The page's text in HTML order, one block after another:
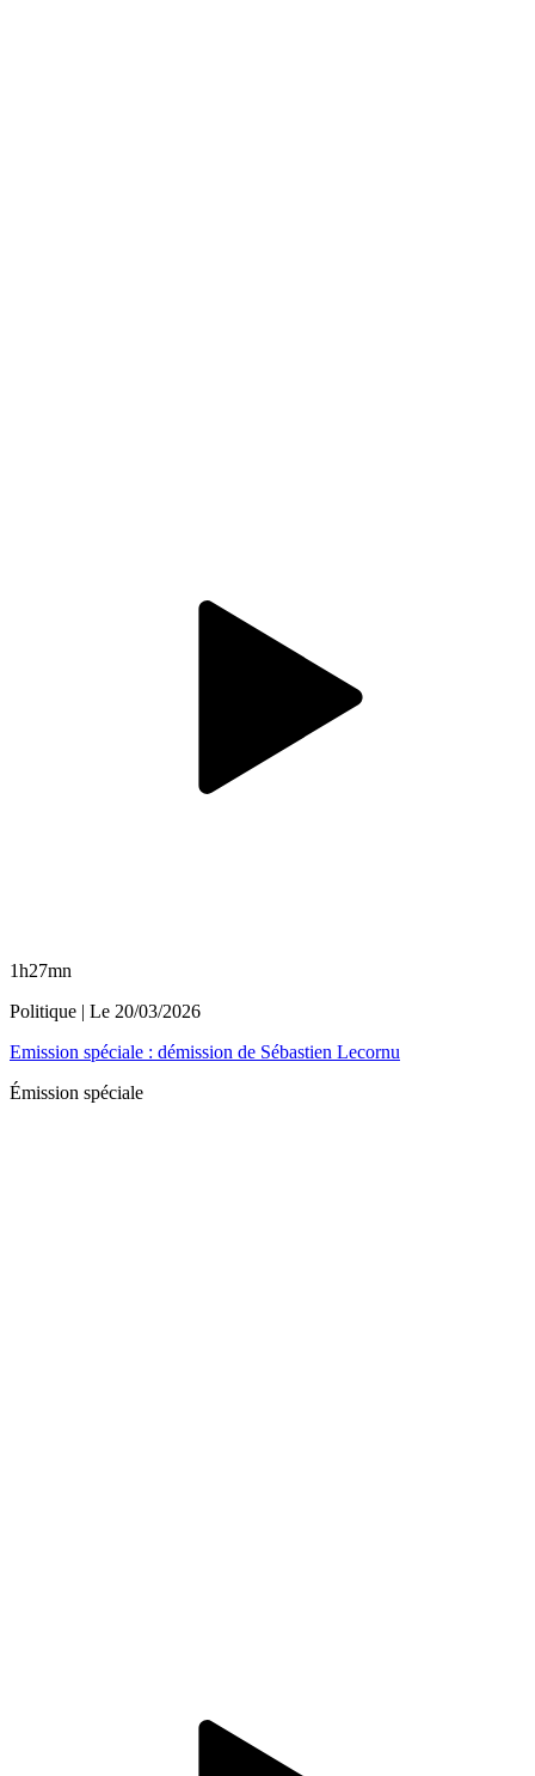
1h27mn
Politique | Le 20/03/2026
Emission spéciale : démission de Sébastien Lecornu
Émission spéciale